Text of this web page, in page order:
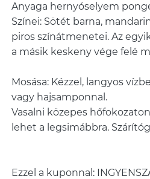
Anyaga hernyóselyem
Színei: Sötét barna,
piros színátmenetei. Az
a másik keskeny vége felé
Mosása: Kézzel, langyos
vagy hajsamponnal.
Vasalni közepes
lehet a legsimábbra.
Ezzel a kuponnal: